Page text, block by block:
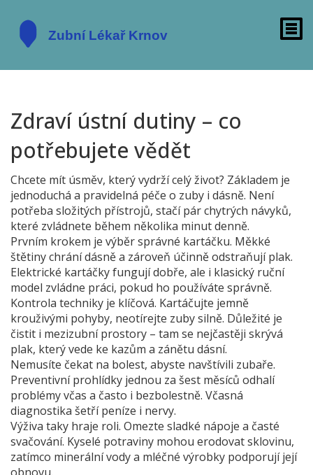
Zdraví ústní dutiny – co
potřebujete vědět
Chcete mít úsměv, který vydrží celý život? Základem je
jednoduchá a pravidelná péče o zuby i dásně. Není
potřeba složitých přístrojů, stačí pár chytrých návyků,
které zvládnete během několika minut denně.
Prvním krokem je výběr správné kartáčku. Měkké
štětiny chrání dásně a zároveň účinně odstraňují plak.
Elektrické kartáčky fungují dobře, ale i klasický ruční
model zvládne práci, pokud ho používáte správně.
Kontrola techniky je klíčová. Kartáčujte jemně
krouživými pohyby, neotírejte zuby silně. Důležité je
čistit i mezizubní prostory – tam se nejčastěji skrývá
plak, který vede ke kazům a zánětu dásní.
Nemusíte čekat na bolest, abyste navštívili zubaře.
Preventivní prohlídky jednou za šest měsíců odhalí
problémy včas a často i bezbolestně. Včasná
diagnostika šetří peníze i nervy.
Výživa taky hraje roli. Omezte sladké nápoje a časté
svačování. Kyselé potraviny mohou erodovat sklovinu,
zatímco minerální vody a mléčné výrobky podporují její